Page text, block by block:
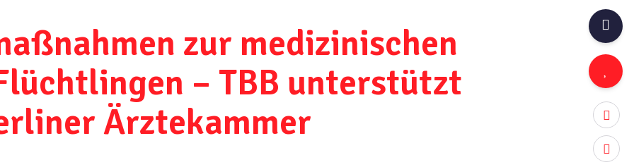
twitter
zur medizinischen
– TBB unterstützt
Ärztekammer